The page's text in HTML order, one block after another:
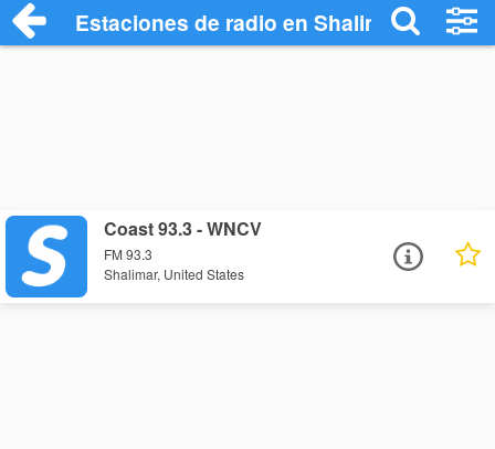
Estaciones de radio en Shalimar -
Coast 93.3 - WNCV
FM 93.3
Shalimar, United States